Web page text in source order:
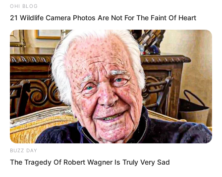
OHI BLOG
21 Wildlife Camera Photos Are Not For The Faint Of Heart
BUZZ DAY
The Tragedy Of Robert Wagner Is Truly Very Sad